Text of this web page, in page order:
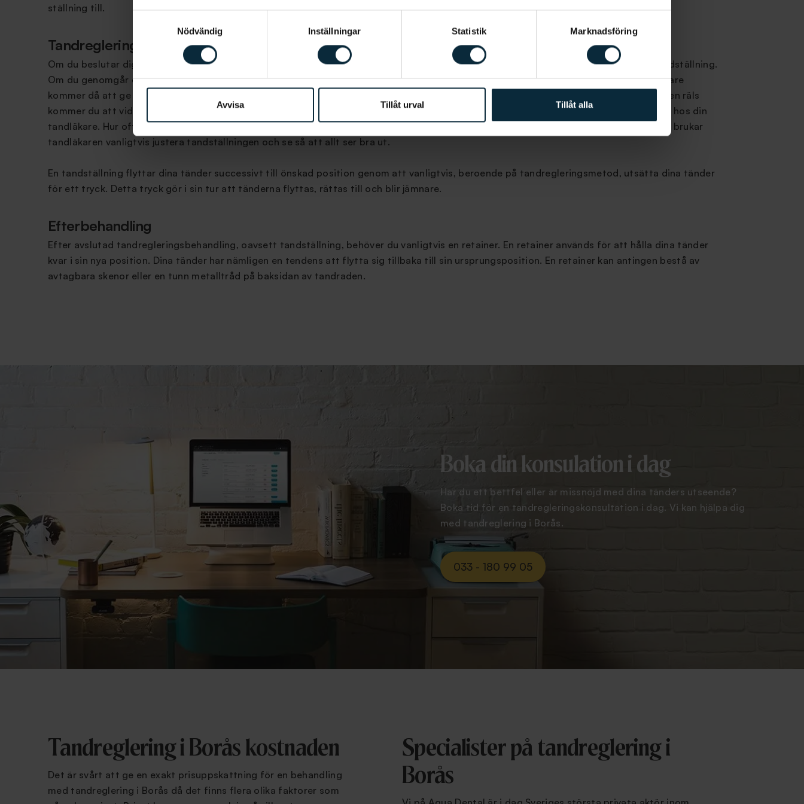
Nödvändig
Inställningar Statistik Marknadsföring
Avvisa Tillåt urval Tillåt alla
ställning till.
Tandreglering i Borås
Om du beslutar dig för att genomgå en behandling med tandreglering i Borås är nästa steg att besöka kliniken för att sätta in din tandställning.
Om du genomgår en tandregleringsbehandling med avtagbara skenor får du besöka kliniken för att prova ut skenorna och din tandläkare
kommer då att ge dig noggranna instruktioner kring hur du ska använda och sköta dina skenor. Om du har valt den fasta tandställningen räls
kommer du att vid klinikbesöket få tandställningen insatt. Du kommer under behandlingens gång behöva gå på regelbundna kontroller hos din
tandläkare. Hur ofta du behöver komma på kontroll skiljer sig åt men vanligtvis är det var fjärde till var åttonde vecka. Vid kontrollerna brukar
tandläkaren vanligtvis justera tandställningen och se så att allt ser bra ut.
En tandställning flyttar dina tänder successivt till önskad position genom att vanligtvis, beroende på tandregleringsmetod, utsätta dina tänder
för ett tryck. Detta tryck gör i sin tur att tänderna flyttas, rättas till och blir jämnare.
Efterbehandling
Efter avslutad tandregleringsbehandling, oavsett tandställning, behöver du vanligtvis en retainer. En retainer används för att hålla dina tänder
kvar i sin nya position. Dina tänder har nämligen en tendens att flytta sig tillbaka till sin ursprungsposition. En retainer kan antingen bestå av
avtagbara skenor eller en tunn metalltråd på baksidan av tandraden.
Boka din konsulation i dag
Har du ett bettfel eller är missnöjd med dina tänders utseende?
Boka tid för en tandregleringskonsultation i dag. Vi kan hjälpa dig
med tandreglering i Borås.
033 - 180 99 05
Tandreglering i Borås kostnaden
Det är svårt att ge en exakt prisuppskattning för en behandling
med tandreglering i Borås då det finns flera olika faktorer som
Specialister på tandreglering i
Borås